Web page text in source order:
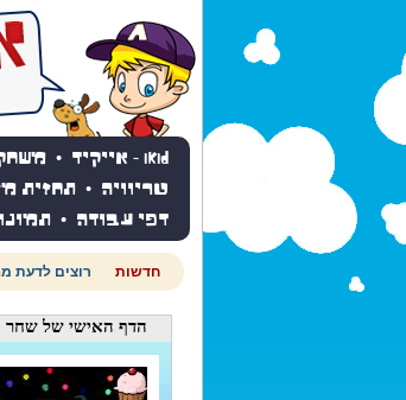
iKid - אייקיד •
טריוויה • תחזית
דפי עבודה •
חדשות רוצים לדעת
הדף האישי של שחר